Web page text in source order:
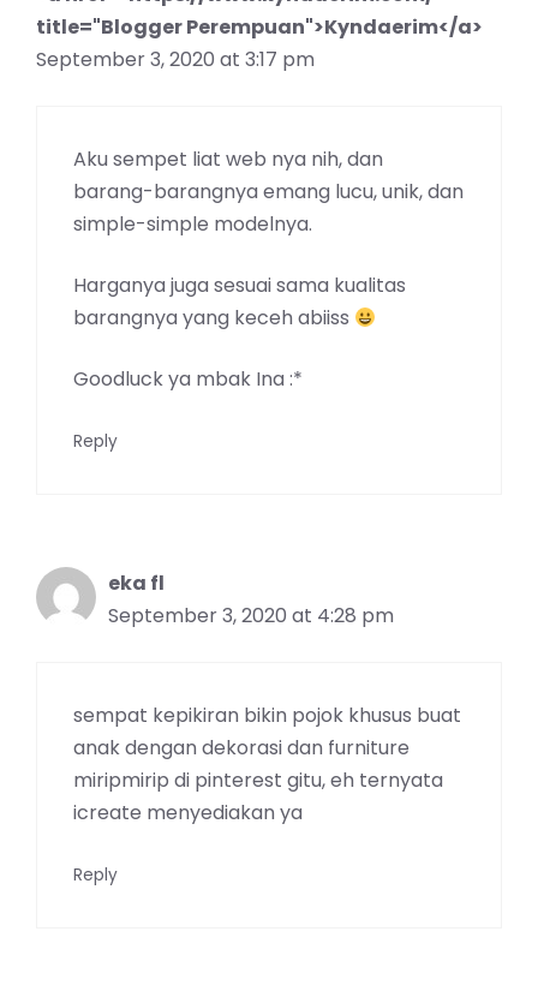
title="Blogger Perempuan">Kyndaerim</a>
September 3, 2020 at 3:17 pm
Aku sempet liat web nya nih, dan
barang-barangnya emang lucu, unik, dan
simple-simple modelnya.
Harganya juga sesuai sama kualitas
barangnya yang keceh abiiss
Goodluck ya mbak Ina :*
Reply
eka fl
September 3, 2020 at 4:28 pm
sempat kepikiran bikin pojok khusus buat
anak dengan dekorasi dan furniture
miripmirip di pinterest gitu, eh ternyata
icreate menyediakan ya
Reply